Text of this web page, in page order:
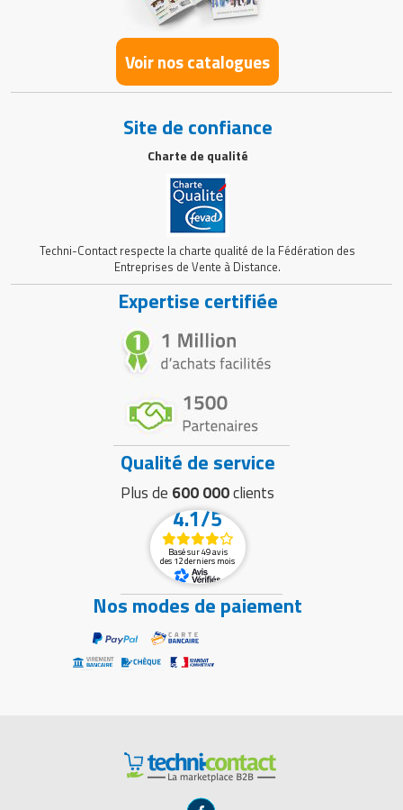
Voir nos catalogues
Site de confiance
Charte de qualité
Techni-Contact respecte la charte qualité de la Fédération des
Entreprises de Vente à Distance.
Expertise certifiée
Qualité de service
Plus de 600 000clients
4.1/5
Basé sur 49 avis
des 12 derniers mois
Nos modes de paiement